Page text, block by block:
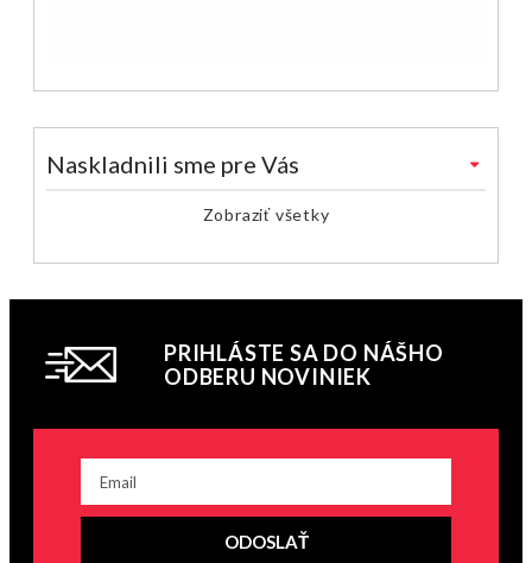
Naskladnili sme pre Vás
Zobraziť všetky
PRIHLÁSTE SA DO NÁŠHO
ODBERU NOVINIEK
ODOSLAŤ